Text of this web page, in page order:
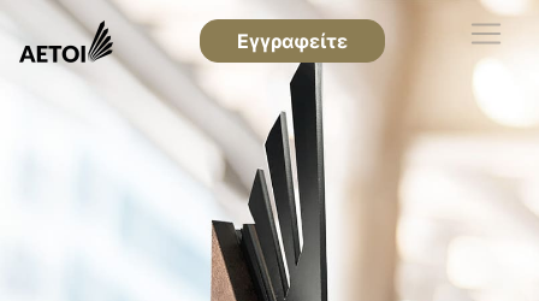
Εγγραφείτε